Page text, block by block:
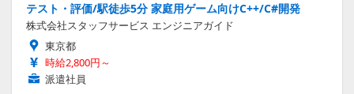
テスト・評価/駅徒歩5分 家庭用ゲーム向けC++/C#開発
株式会社スタッフサービス エンジニアガイド
東京都
時給2,800円～
派遣社員